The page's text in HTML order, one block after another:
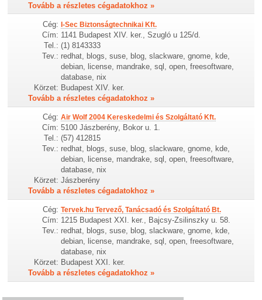
Tovább a részletes cégadatokhoz »
Cég: I-Sec Biztonságtechnikai Kft.
Cím: 1141 Budapest XIV. ker., Szugló u 125/d.
Tel.: (1) 8143333
Tev.: redhat, blogs, suse, blog, slackware, gnome, kde,
debian, license, mandrake, sql, open, freesoftware,
database, nix
Körzet: Budapest XIV. ker.
Tovább a részletes cégadatokhoz »
Cég: Air Wolf 2004 Kereskedelmi és Szolgáltató Kft.
Cím: 5100 Jászberény, Bokor u. 1.
Tel.: (57) 412815
Tev.: redhat, blogs, suse, blog, slackware, gnome, kde,
debian, license, mandrake, sql, open, freesoftware,
database, nix
Körzet: Jászberény
Tovább a részletes cégadatokhoz »
Cég: Tervek.hu Tervező, Tanácsadó és Szolgáltató Bt.
Cím: 1215 Budapest XXI. ker., Bajcsy-Zsilinszky u. 58.
Tev.: redhat, blogs, suse, blog, slackware, gnome, kde,
debian, license, mandrake, sql, open, freesoftware,
database, nix
Körzet: Budapest XXI. ker.
Tovább a részletes cégadatokhoz »